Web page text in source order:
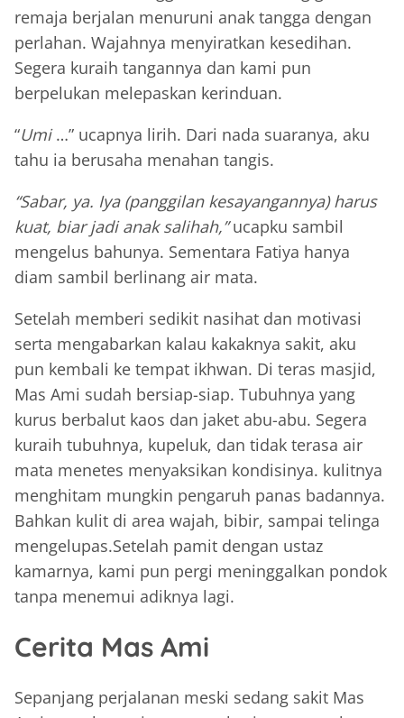
remaja berjalan menuruni anak tangga dengan
perlahan. Wajahnya menyiratkan kesedihan.
Segera kuraih tangannya dan kami pun
berpelukan melepaskan kerinduan.
“Umi…” ucapnya lirih. Dari nada suaranya, aku
tahu ia berusaha menahan tangis.
“Sabar, ya. Iya (panggilan kesayangannya) harus
kuat, biar jadi anak salihah,”ucapku sambil
mengelus bahunya. Sementara Fatiya hanya
diam sambil berlinang air mata.
Setelah memberi sedikit nasihat dan motivasi
serta mengabarkan kalau kakaknya sakit, aku
pun kembali ke tempat ikhwan. Di teras masjid,
Mas Ami sudah bersiap-siap. Tubuhnya yang
kurus berbalut kaos dan jaket abu-abu. Segera
kuraih tubuhnya, kupeluk, dan tidak terasa air
mata menetes menyaksikan kondisinya. kulitnya
menghitam mungkin pengaruh panas badannya.
Bahkan kulit di area wajah, bibir, sampai telinga
mengelupas.Setelah pamit dengan ustaz
kamarnya, kami pun pergi meninggalkan pondok
tanpa menemui adiknya lagi.
Cerita Mas Ami
Sepanjang perjalanan meski sedang sakit Mas